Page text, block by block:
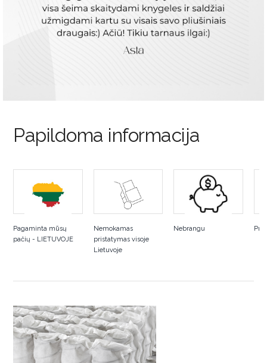
Papildoma informacija
Pagaminta mūsų
pačių - LIETUVOJE
Nemokamas
pristatymas visoje
Lietuvoje
Nebrangu